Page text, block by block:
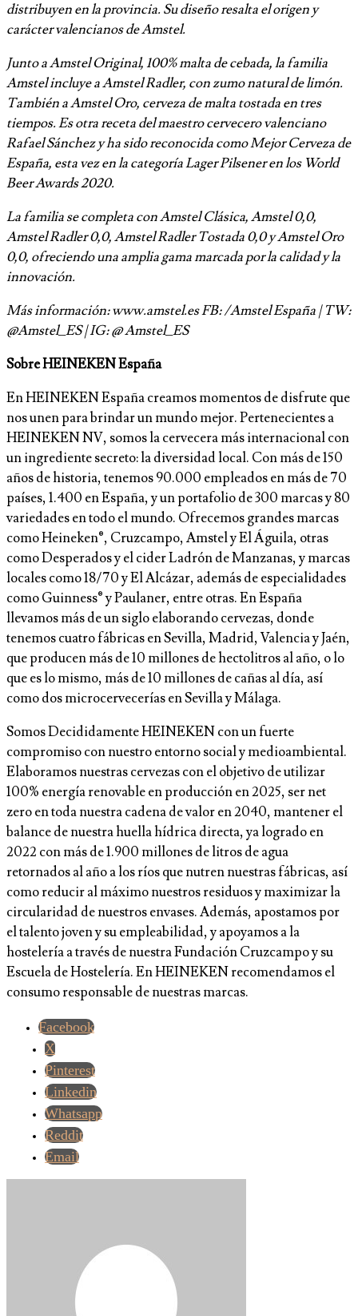
distribuyen en la provincia. Su diseño resalta el origen y
carácter valencianos de Amstel.
Junto a Amstel Original, 100% malta de cebada, la familia
Amstel incluye a Amstel Radler, con zumo natural de limón.
También a Amstel Oro, cerveza de malta tostada en tres
tiempos. Es otra receta del maestro cervecero valenciano
Rafael Sánchez y ha sido reconocida como Mejor Cerveza de
España, esta vez en la categoría Lager Pilsener en los World
Beer Awards 2020.
La familia se completa con Amstel Clásica, Amstel 0,0,
Amstel Radler 0,0, Amstel Radler Tostada 0,0 y Amstel Oro
0,0, ofreciendo una amplia gama marcada por la calidad y la
innovación.
Más información: www.amstel.es FB: /Amstel España | TW:
@Amstel_ES | IG: @ Amstel_ES
Sobre HEINEKEN España
En HEINEKEN España creamos momentos de disfrute que
nos unen para brindar un mundo mejor. Pertenecientes a
HEINEKEN NV, somos la cervecera más internacional con
un ingrediente secreto: la diversidad local. Con más de 150
años de historia, tenemos 90.000 empleados en más de 70
países, 1.400 en España, y un portafolio de 300 marcas y 80
variedades en todo el mundo. Ofrecemos grandes marcas
como Heineken®, Cruzcampo, Amstel y El Águila, otras
como Desperados y el cider Ladrón de Manzanas, y marcas
locales como 18/70 y El Alcázar, además de especialidades
como Guinness® y Paulaner, entre otras. En España
llevamos más de un siglo elaborando cervezas, donde
tenemos cuatro fábricas en Sevilla, Madrid, Valencia y Jaén,
que producen más de 10 millones de hectolitros al año, o lo
que es lo mismo, más de 10 millones de cañas al día, así
como dos microcervecerías en Sevilla y Málaga.
Somos Decididamente HEINEKEN con un fuerte
compromiso con nuestro entorno social y medioambiental.
Elaboramos nuestras cervezas con el objetivo de utilizar
100% energía renovable en producción en 2025, ser net
zero en toda nuestra cadena de valor en 2040, mantener el
balance de nuestra huella hídrica directa, ya logrado en
2022 con más de 1.900 millones de litros de agua
retornados al año a los ríos que nutren nuestras fábricas, así
como reducir al máximo nuestros residuos y maximizar la
circularidad de nuestros envases. Además, apostamos por
el talento joven y su empleabilidad, y apoyamos a la
hostelería a través de nuestra Fundación Cruzcampo y su
Escuela de Hostelería. En HEINEKEN recomendamos el
consumo responsable de nuestras marcas.
Facebook
X
Pinterest
Linkedin
Whatsapp
Reddit
Email